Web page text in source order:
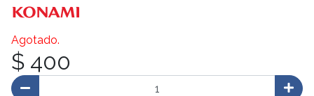
Agotado.
$ 400